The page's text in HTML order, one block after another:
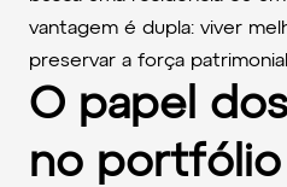
vantagem é dupla: viver
preservar a força
O papel
no